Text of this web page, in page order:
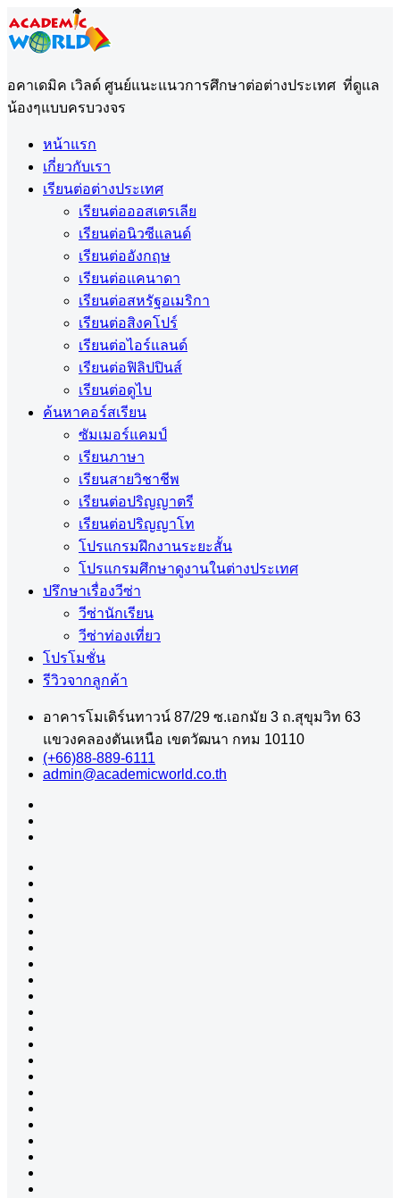
อคาเดมิค เวิลด์ ศูนย์แนะแนวการศึกษาต่อต่างประเทศ ที่ดูแล
น้องๆแบบครบวงจร
หน้าแรก
เกี่ยวกับเรา
เรียนต่อต่างประเทศ
เรียนต่อออสเตรเลีย
เรียนต่อนิวซีแลนด์
เรียนต่ออังกฤษ
เรียนต่อแคนาดา
เรียนต่อสหรัฐอเมริกา
เรียนต่อสิงคโปร์
เรียนต่อไอร์แลนด์
เรียนต่อฟิลิปปินส์
เรียนต่อดูไบ
ค้นหาคอร์สเรียน
ซัมเมอร์แคมป์
เรียนภาษา
เรียนสายวิชาชีพ
เรียนต่อปริญญาตรี
เรียนต่อปริญญาโท
โปรแกรมฝึกงานระยะสั้น
โปรแกรมศึกษาดูงานในต่างประเทศ
ปรึกษาเรื่องวีซ่า
วีซ่านักเรียน
วีซ่าท่องเที่ยว
โปรโมชั่น
รีวิวจากลูกค้า
อาคารโมเดิร์นทาวน์ 87/29 ซ.เอกมัย 3 ถ.สุขุมวิท 63
แขวงคลองตันเหนือ เขตวัฒนา กทม 10110
(+66)88-889-6111
admin@academicworld.co.th